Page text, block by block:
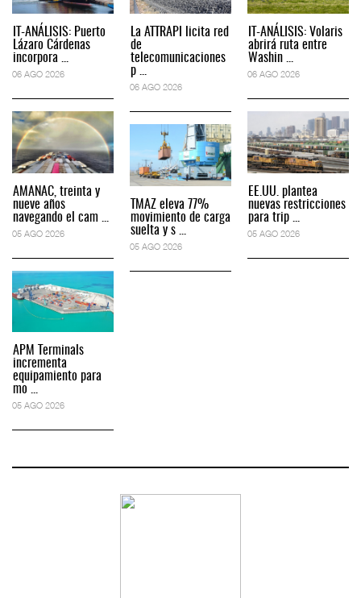
IT-ANÁLISIS: Puerto
Lázaro Cárdenas
incorpora ...
06 AGO 2026
AMANAC, treinta y
nueve años
navegando el cam ...
05 AGO 2026
APM Terminals
incrementa
equipamiento para
mo ...
05 AGO 2026
La ATTRAPI licita red
de
telecomunicaciones
p ...
06 AGO 2026
TMAZ eleva 77%
movimiento de carga
suelta y s ...
05 AGO 2026
IT-ANÁLISIS: Volaris
abrirá ruta entre
Washin ...
06 AGO 2026
EE.UU. plantea
nuevas restricciones
para trip ...
05 AGO 2026